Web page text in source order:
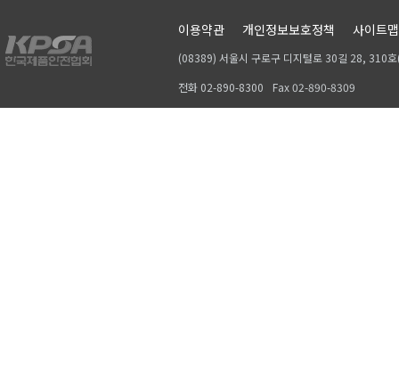
이용약관 개인정보보호정책 사이트맵
(08389) 서울시 구로구 디지털로 30길 28, 310
전화 02-890-8300
Fax 02-890-8309